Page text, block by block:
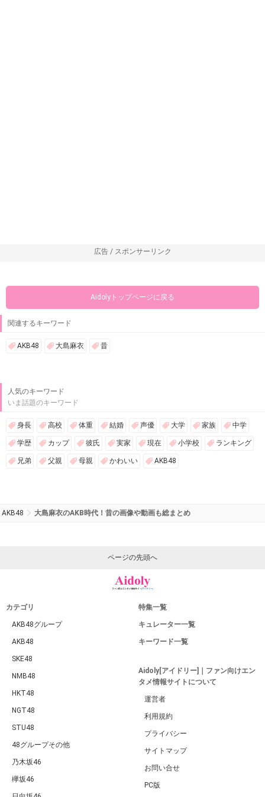
広告 / スポンサーリンク
Aidolyトップページに戻る
関連するキーワード
AKB48 大島麻衣 昔
人気のキーワード
いま話題のキーワード
身長 高校 体重 結婚 声優 大学 家族 中学
学歴 カップ 彼氏 実家 現在 小学校 ランキング
兄弟 父親 母親 かわいい AKB48
AKB48 大島麻衣のAKB時代！昔の画像や動画も総まとめ
ページの先頭へ
カテゴリ
AKB48グループ
AKB48
SKE48
NMB48
HKT48
NGT48
STU48
48グループその他
乃木坂46
欅坂46
特集一覧
キュレーター一覧
キーワード一覧
Aidoly[アイドリー]｜ファン向けエン
タメ情報サイトについて
運営者
利用規約
プライバシー
サイトマップ
お問い合せ
PC版